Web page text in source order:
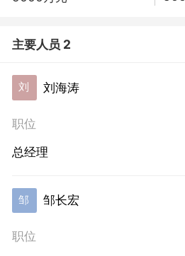
主要人员 2
刘 刘海涛
职位
总经理
邹 邹长宏
职位